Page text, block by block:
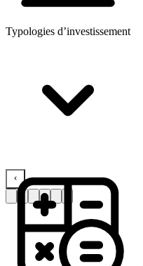
Typologies d’investissement